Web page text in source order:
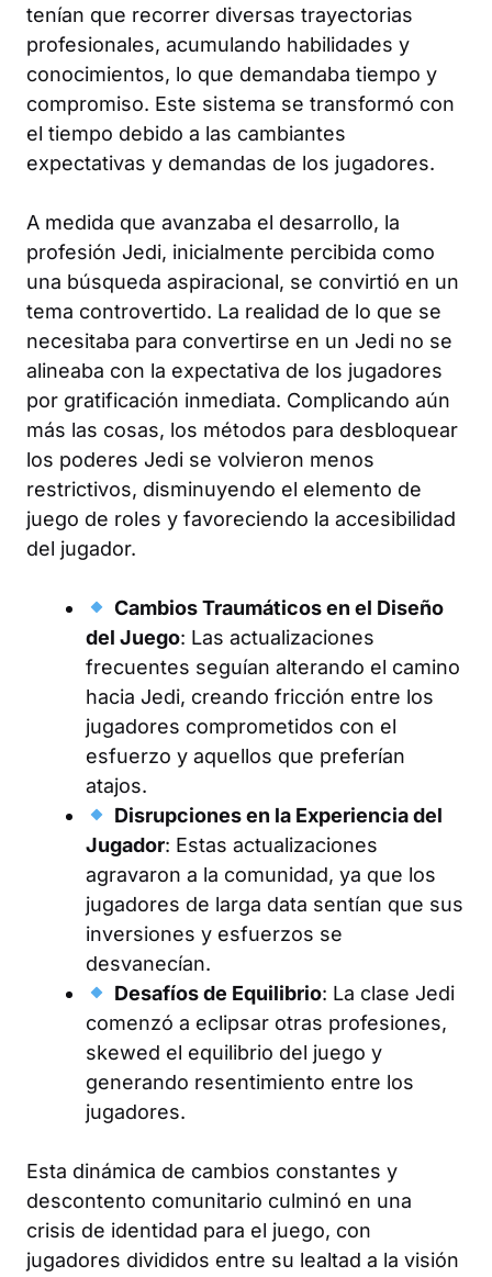
tenían que recorrer diversas trayectorias
profesionales, acumulando habilidades y
conocimientos, lo que demandaba tiempo y
compromiso. Este sistema se transformó con
el tiempo debido a las cambiantes
expectativas y demandas de los jugadores.
A medida que avanzaba el desarrollo, la
profesión Jedi, inicialmente percibida como
una búsqueda aspiracional, se convirtió en un
tema controvertido. La realidad de lo que se
necesitaba para convertirse en un Jedi no se
alineaba con la expectativa de los jugadores
por gratificación inmediata. Complicando aún
más las cosas, los métodos para desbloquear
los poderes Jedi se volvieron menos
restrictivos, disminuyendo el elemento de
juego de roles y favoreciendo la accesibilidad
del jugador.
Cambios Traumáticos en el Diseño
del Juego: Las actualizaciones
frecuentes seguían alterando el camino
hacia Jedi, creando fricción entre los
jugadores comprometidos con el
esfuerzo y aquellos que preferían
atajos.
Disrupciones en la Experiencia del
Jugador: Estas actualizaciones
agravaron a la comunidad, ya que los
jugadores de larga data sentían que sus
inversiones y esfuerzos se
desvanecían.
Desafíos de Equilibrio: La clase Jedi
comenzó a eclipsar otras profesiones,
skewed el equilibrio del juego y
generando resentimiento entre los
jugadores.
Esta dinámica de cambios constantes y
descontento comunitario culminó en una
crisis de identidad para el juego, con
jugadores divididos entre su lealtad a la visión